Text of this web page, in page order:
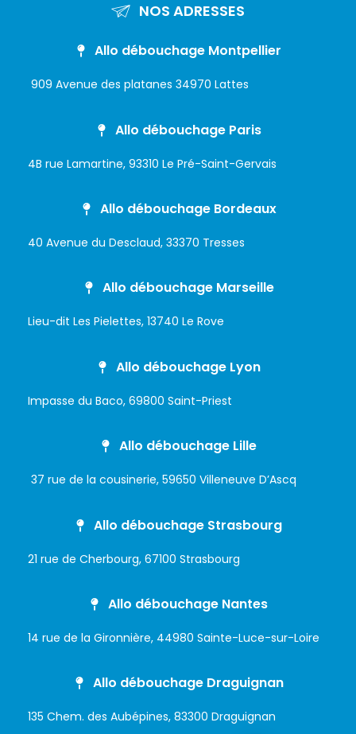
NOS ADRESSES
Allo débouchage Montpellier
909 Avenue des platanes 34970 Lattes
Allo débouchage Paris
4B rue Lamartine, 93310 Le Pré-Saint-Gervais
Allo débouchage Bordeaux
40 Avenue du Desclaud, 33370 Tresses
Allo débouchage Marseille
Lieu-dit Les Pielettes, 13740 Le Rove
Allo débouchage Lyon
Impasse du Baco, 69800 Saint-Priest
Allo débouchage Lille
37 rue de la cousinerie, 59650 Villeneuve D’Ascq
Allo débouchage Strasbourg
21 rue de Cherbourg, 67100 Strasbourg
Allo débouchage Nantes
14 rue de la Gironnière, 44980 Sainte-Luce-sur-Loire
Allo débouchage Draguignan
135 Chem. des Aubépines, 83300 Draguignan